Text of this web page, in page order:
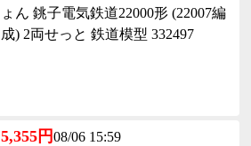
ょん 銚子電気鉄道22000形 (22007編
成) 2両せっと 鉄道模型 332497
5,355円08/06 15:59